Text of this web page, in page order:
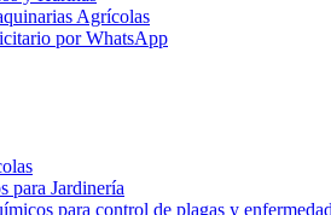
Agrícolas
por WhatsApp
para Jardinería
para control de plagas y